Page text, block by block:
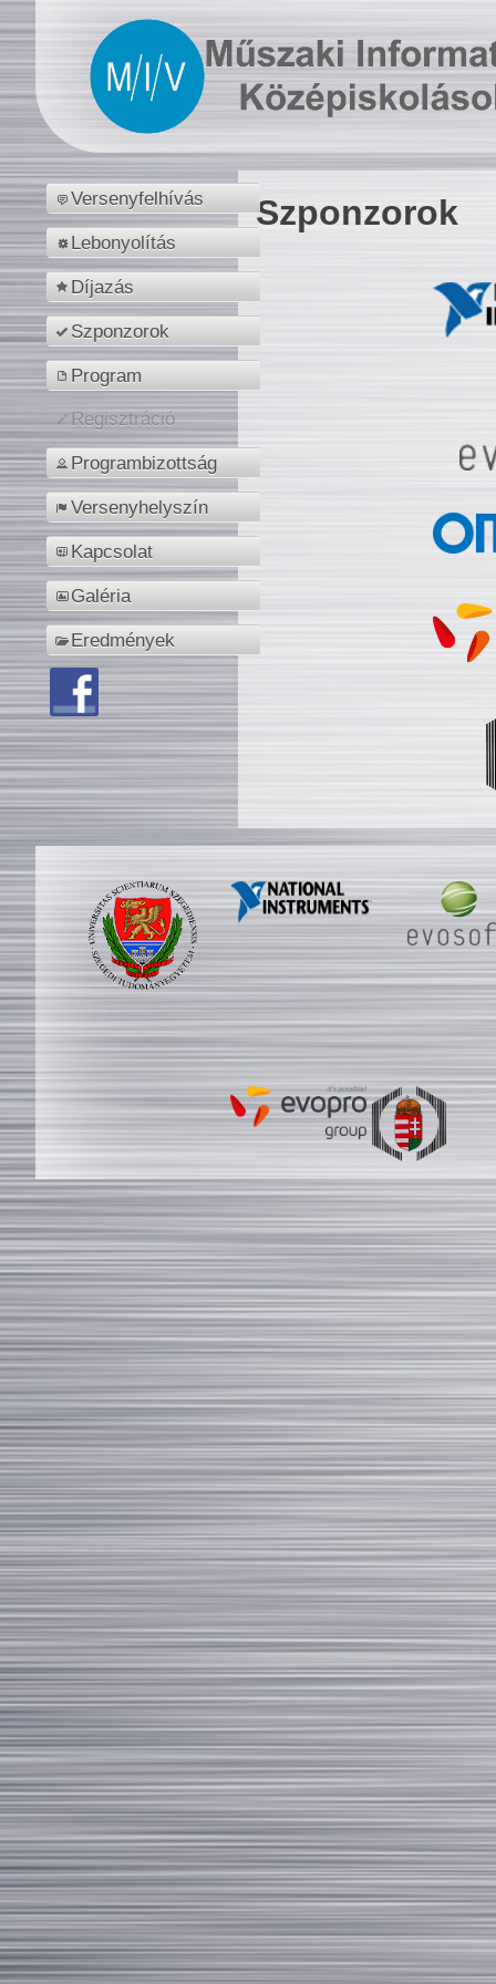
Versenyfelhívás
Lebonyolítás
Díjazás
Szponzorok
Program
Regisztráció
Programbizottság
Versenyhelyszín
Kapcsolat
Galéria
Eredmények
Szponzorok